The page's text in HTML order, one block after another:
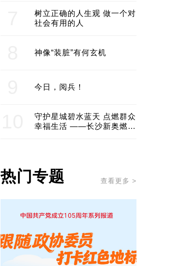
树立正确的人生观 做一个对
社会有用的人
神像“装脏”有何玄机
今日，阅兵！
守护星城碧水蓝天 点燃群众
幸福生活 ——长沙新奥燃气
热门专题 查看更多 >